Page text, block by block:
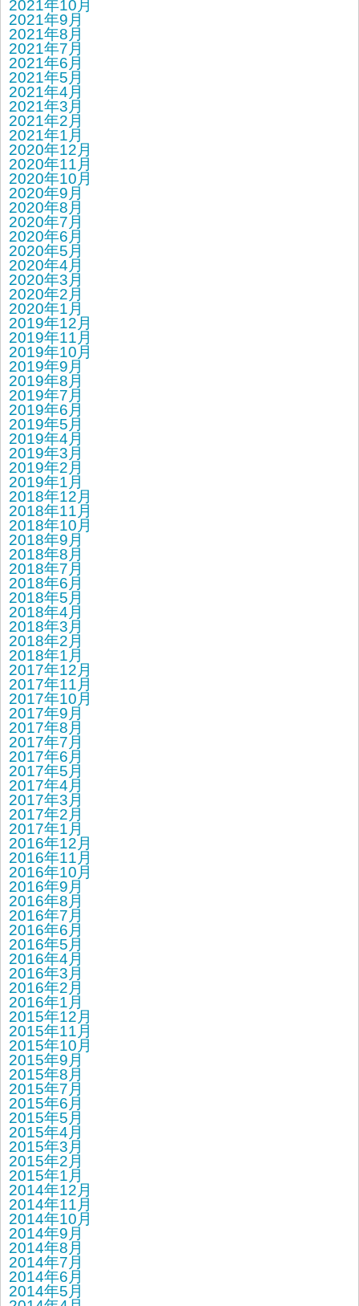
2021年10月
2021年9月
2021年8月
2021年7月
2021年6月
2021年5月
2021年4月
2021年3月
2021年2月
2021年1月
2020年12月
2020年11月
2020年10月
2020年9月
2020年8月
2020年7月
2020年6月
2020年5月
2020年4月
2020年3月
2020年2月
2020年1月
2019年12月
2019年11月
2019年10月
2019年9月
2019年8月
2019年7月
2019年6月
2019年5月
2019年4月
2019年3月
2019年2月
2019年1月
2018年12月
2018年11月
2018年10月
2018年9月
2018年8月
2018年7月
2018年6月
2018年5月
2018年4月
2018年3月
2018年2月
2018年1月
2017年12月
2017年11月
2017年10月
2017年9月
2017年8月
2017年7月
2017年6月
2017年5月
2017年4月
2017年3月
2017年2月
2017年1月
2016年12月
2016年11月
2016年10月
2016年9月
2016年8月
2016年7月
2016年6月
2016年5月
2016年4月
2016年3月
2016年2月
2016年1月
2015年12月
2015年11月
2015年10月
2015年9月
2015年8月
2015年7月
2015年6月
2015年5月
2015年4月
2015年3月
2015年2月
2015年1月
2014年12月
2014年11月
2014年10月
2014年9月
2014年8月
2014年7月
2014年6月
2014年5月